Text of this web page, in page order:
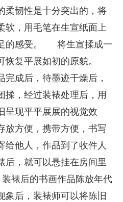
韧性是十分突出的，将
软，用毛笔在生宣纸面上
感受。
将生宣揉成一
复平展如初的原貌。
成后，待墨迹干燥后，
揉，经过装裱处理后，用
呈现平平展展的视觉效
放方便，携带方便，书写
给他人，作品到了收件人
后，就可以悬挂在房间里
裱后的书画作品陈放年代
象后，装裱师可以将陈旧